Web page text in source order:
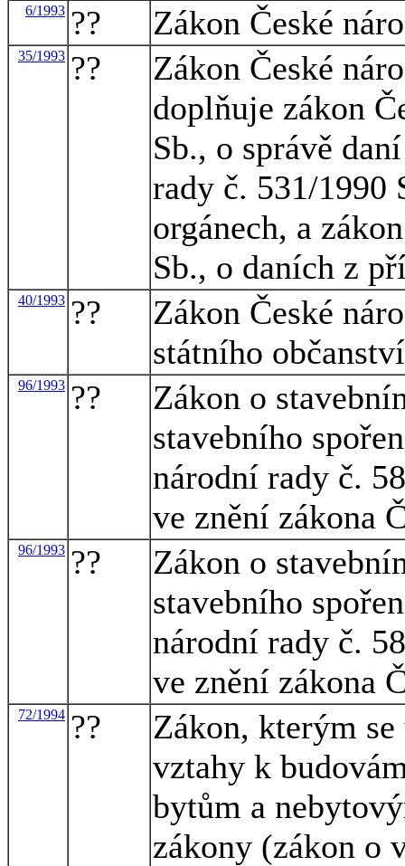
6/1993 ?? Zákon České
35/1993 ??
Zákon České
doplňuje zákon
Sb., o správě
rady č. 531/1990
orgánech, a
Sb., o daních z
40/1993 ??
Zákon České
státního
96/1993 ??
Zákon o
stavebního
národní rady č.
ve znění zákona
96/1993 ??
Zákon o
stavebního
národní rady č.
ve znění zákona
72/1994 ??
Zákon, kterým
vztahy k
bytům a
zákony (zákon o